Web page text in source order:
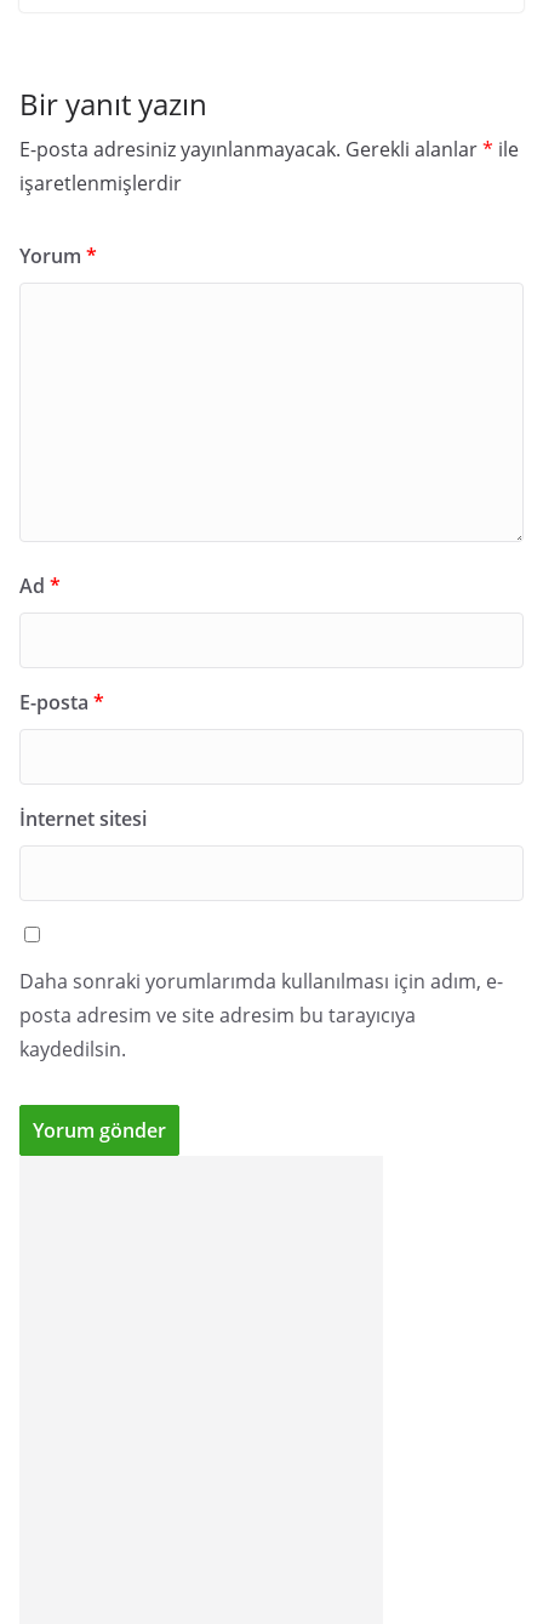
Bir yanıt yazın
E-posta adresiniz yayınlanmayacak. Gerekli alanlar* ile
işaretlenmişlerdir
Yorum *
Ad *
E-posta *
İnternet sitesi
Daha sonraki yorumlarımda kullanılması için adım, e-
posta adresim ve site adresim bu tarayıcıya
kaydedilsin.